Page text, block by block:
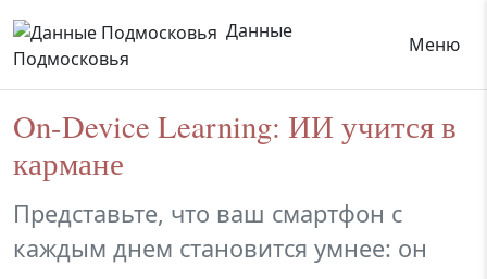
Данные
Подмосковья
Меню
On-Device Learning: ИИ учится в
кармане
Представьте, что ваш смартфон с
каждым днем становится умнее: он